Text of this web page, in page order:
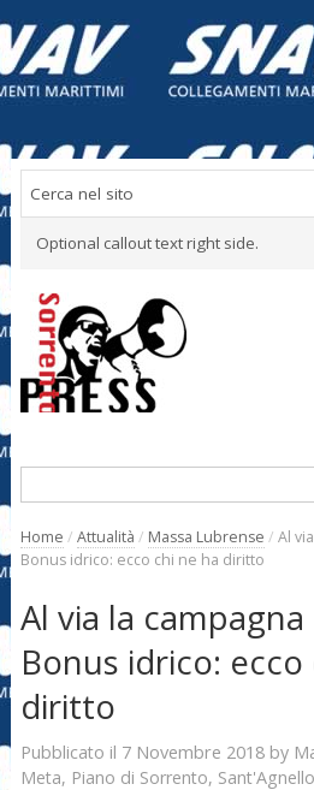
Optional callout text right side.
Home / Attualità / Massa Lubrense / Al
Bonus idrico: ecco chi ne ha diritto
Al via la
Bonus idrico: ecco
diritto
Pubblicato il 7 Novembre 2018by
Meta, Piano di Sorrento, Sant'Agnello